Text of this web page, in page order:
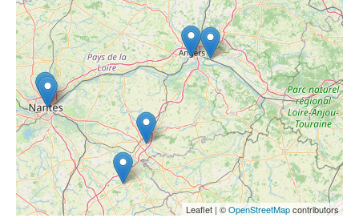
Leaflet | ©OpenStreetMapcontributors